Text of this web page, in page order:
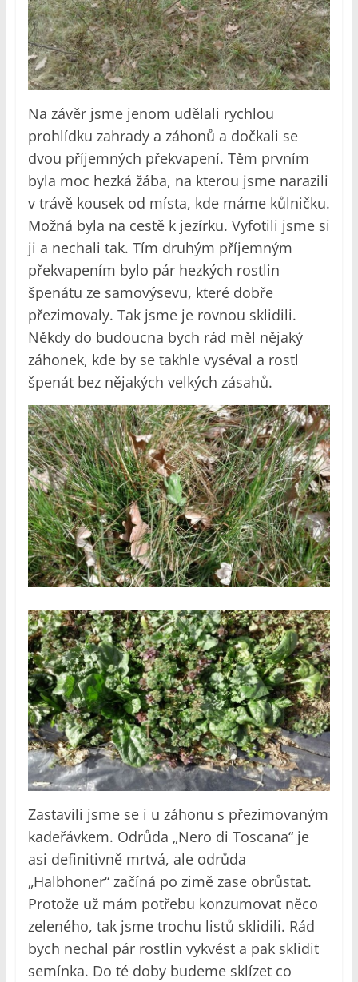
Na závěr jsme jenom udělali rychlou
prohlídku zahrady a záhonů a dočkali se
dvou příjemných překvapení. Těm prvním
byla moc hezká žába, na kterou jsme narazili
v trávě kousek od místa, kde máme kůlničku.
Možná byla na cestě k jezírku. Vyfotili jsme si
ji a nechali tak. Tím druhým příjemným
překvapením bylo pár hezkých rostlin
špenátu ze samovýsevu, které dobře
přezimovaly. Tak jsme je rovnou sklidili.
Někdy do budoucna bych rád měl nějaký
záhonek, kde by se takhle vyséval a rostl
špenát bez nějakých velkých zásahů.
Zastavili jsme se i u záhonu s přezimovaným
kadeřávkem. Odrůda „Nero di Toscana“ je
asi definitivně mrtvá, ale odrůda
„Halbhoner“ začíná po zimě zase obrůstat.
Protože už mám potřebu konzumovat něco
zeleného, tak jsme trochu listů sklidili. Rád
bych nechal pár rostlin vykvést a pak sklidit
semínka. Do té doby budeme sklízet co